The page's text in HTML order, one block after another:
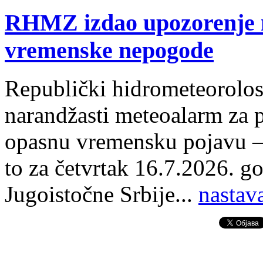
RHMZ izdao upozorenje
vremenske nepogode
Republički
narandžasti meteoalarm za
opasnu vremensku pojavu
to za četvrtak 16.7.2026.
Jugoistočne Srbije...